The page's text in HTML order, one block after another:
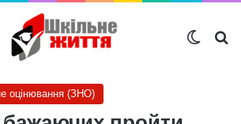
оцінювання (ЗНО)